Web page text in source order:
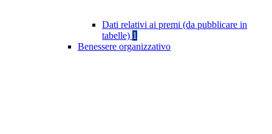
Dati relativi ai premi (da pubblicare in
tabelle) 1
Benessere organizzativo